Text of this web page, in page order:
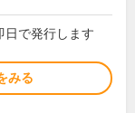
日で発行します
みる